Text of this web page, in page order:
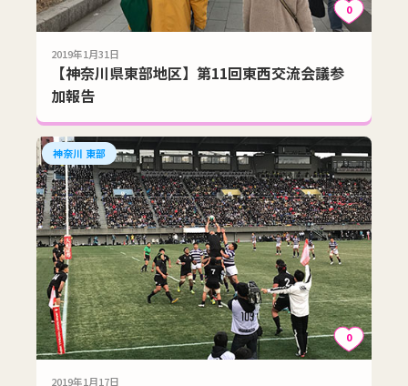
0
2019年1月31日
【神奈川県東部地区】第11回東西交流会議参
加報告
神奈川 東部
0
2019年1月17日